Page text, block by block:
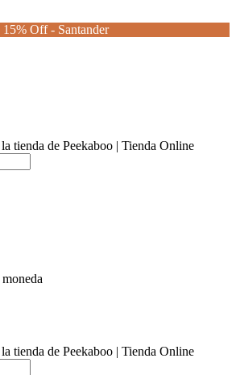
15% Off - Santander